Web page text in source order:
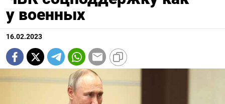
у военных
16.02.2023